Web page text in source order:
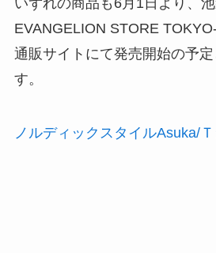
EVANGELION STORE
通販サイトにて発売開始の予
す。
ノルディックスタイルAsuka/